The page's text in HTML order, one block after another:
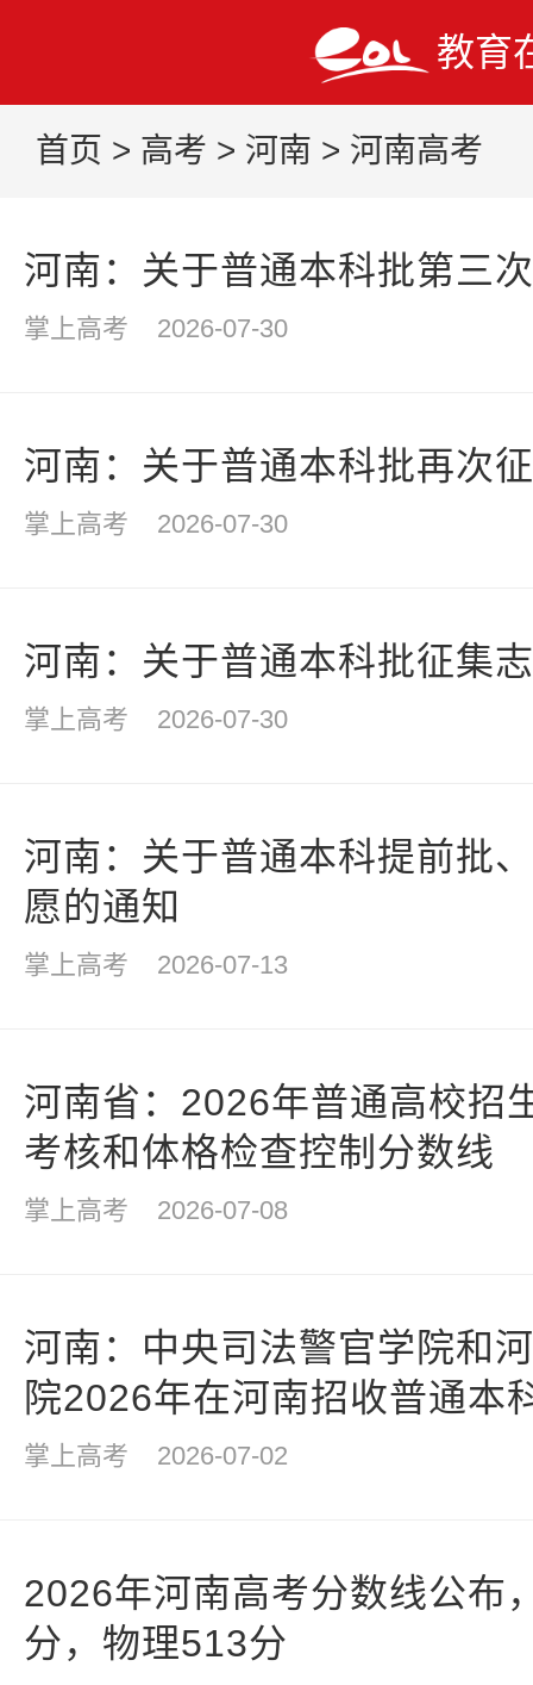
教育
首页 > 高考 > 河南 > 河南高考
河南：关于普通本科批第三
掌上高考 2026-07-30
河南：关于普通本科批再次
掌上高考 2026-07-30
河南：关于普通本科批征集
掌上高考 2026-07-30
河南：关于普通本科提前批
愿的通知
掌上高考 2026-07-13
河南省：2026年普通高校招
考核和体格检查控制分数线
掌上高考 2026-07-08
河南：中央司法警官学院和
院2026年在河南招收普通本
试、体检和体能测评控制分
掌上高考 2026-07-02
2026年河南高考分数线公布
分，物理513分